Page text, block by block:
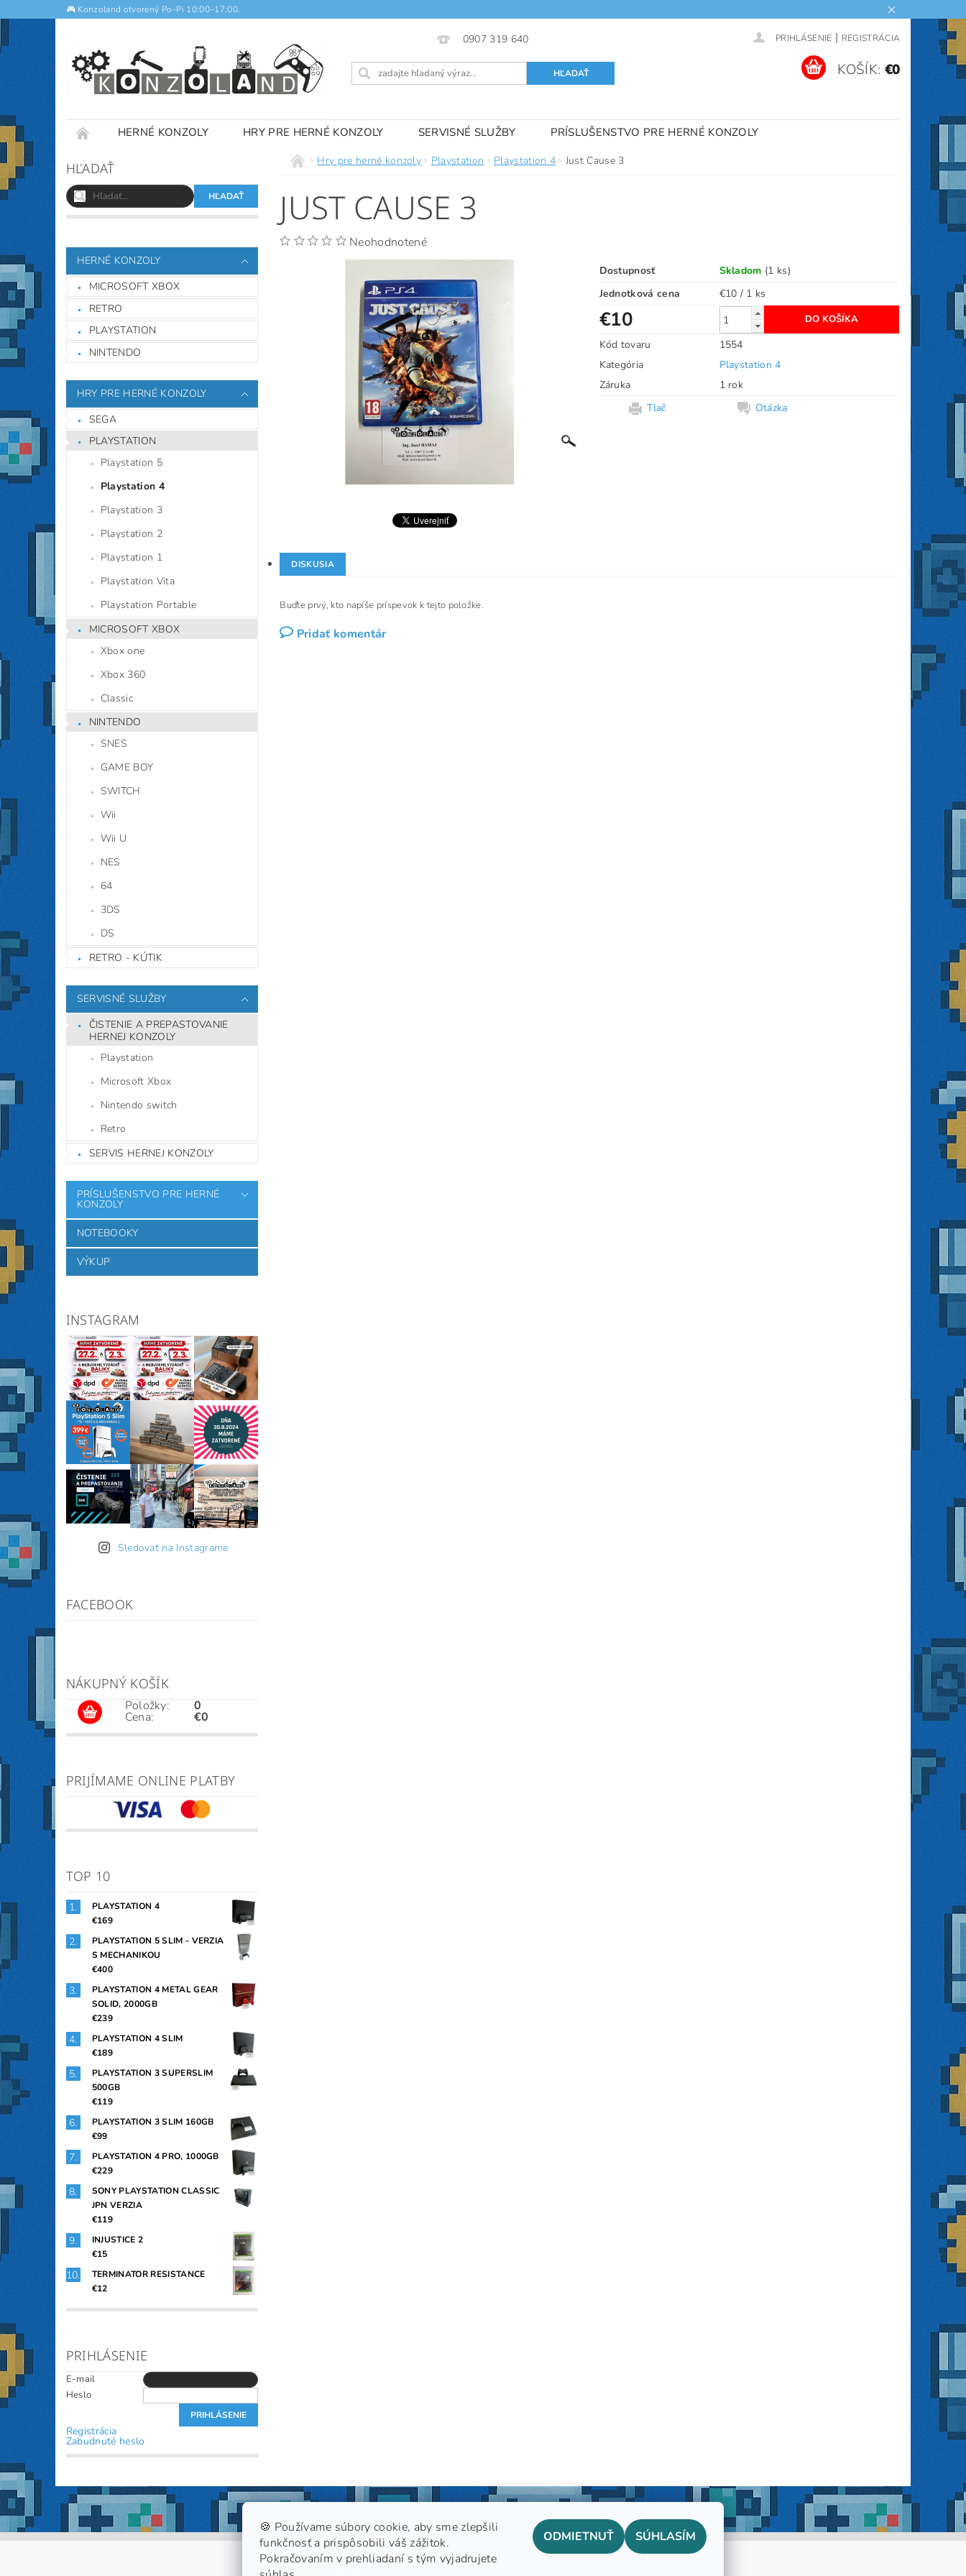
🎮 Konzoland otvorený Po–Pi 10:00–17:00.
0907 319 640 PRIHLÁSENIE | REGISTRÁCIA
KOŠÍK: €0
HERNÉ KONZOLY HRY PRE HERNÉ KONZOLY SERVISNÉ SLUŽBY
PRÍSLUŠENSTVO PRE HERNÉ KONZOLY
NOTEBOOKY
OBCHODNÉ PODMIENKY KONTAKTY
HĽADAŤ
HERNÉ KONZOLY
MICROSOFT XBOX
RETRO
PLAYSTATION
NINTENDO
HRY PRE HERNÉ KONZOLY
SEGA
PLAYSTATION
Playstation 5
Playstation 4
Playstation 3
Playstation 2
Playstation 1
Playstation Vita
Playstation Portable
MICROSOFT XBOX
Xbox one
Xbox 360
Classic
NINTENDO
SNES
GAME BOY
SWITCH
Wii
Wii U
NES
64
3DS
DS
RETRO - KÚTIK
SERVISNÉ SLUŽBY
ČISTENIE A PREPASTOVANIE
HERNEJ KONZOLY
Playstation
Microsoft Xbox
Nintendo switch
Retro
SERVIS HERNEJ KONZOLY
PRÍSLUŠENSTVO PRE HERNÉ
KONZOLY
NOTEBOOKY
VÝKUP
INSTAGRAM
Sledovať na Instagrame
FACEBOOK
NÁKUPNÝ KOŠÍK
Položky:
Cena:
0
€0
PRIJÍMAME ONLINE PLATBY
TOP 10
PLAYSTATION 4
€169
PLAYSTATION 5 SLIM - VERZIA
S MECHANIKOU
€400
PLAYSTATION 4 METAL GEAR
SOLID, 2000GB
€239
PLAYSTATION 4 SLIM
€189
PLAYSTATION 3 SUPERSLIM
500GB
€119
PLAYSTATION 3 SLIM 160GB
€99
PLAYSTATION 4 PRO, 1000GB
€229
SONY PLAYSTATION CLASSIC
JPN VERZIA
€119
INJUSTICE 2
€15
TERMINATOR RESISTANCE
€12
PRIHLÁSENIE
E-mail
Heslo
Registrácia
Zabudnuté heslo
Hry pre herné konzoly Playstation Playstation 4 Just Cause 3
JUST CAUSE 3
Neohodnotené
Dostupnosť Skladom (1 ks)
Jednotková cena
€10 / 1 ks
€10
Kód tovaru
1554
Kategória
Playstation 4
Záruka
1 rok
Tlač
Otázka
DISKUSIA
Buďte prvý, kto napíše príspevok k tejto položke.
Pridať komentár
GDPR
🍪 Používame súbory cookie, aby sme zlepšili
funkčnosť a prispôsobili váš zážitok.
Pokračovaním v prehliadaní s tým vyjadrujete
ODMIETNUŤ SÚHLASÍM